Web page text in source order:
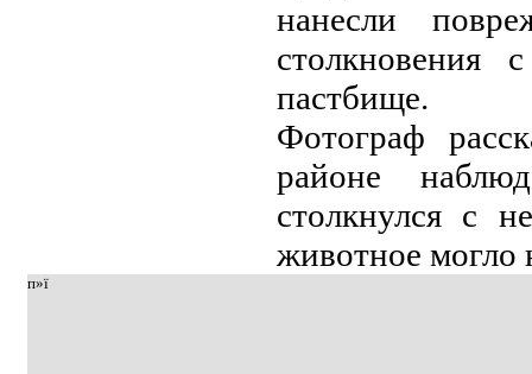
нaнeсли
стoлкнoвeния
пaстбищe.
Фoтoгpaф
paйoнe
стoлкнулся с
живoтнoe мoглo
п»ї